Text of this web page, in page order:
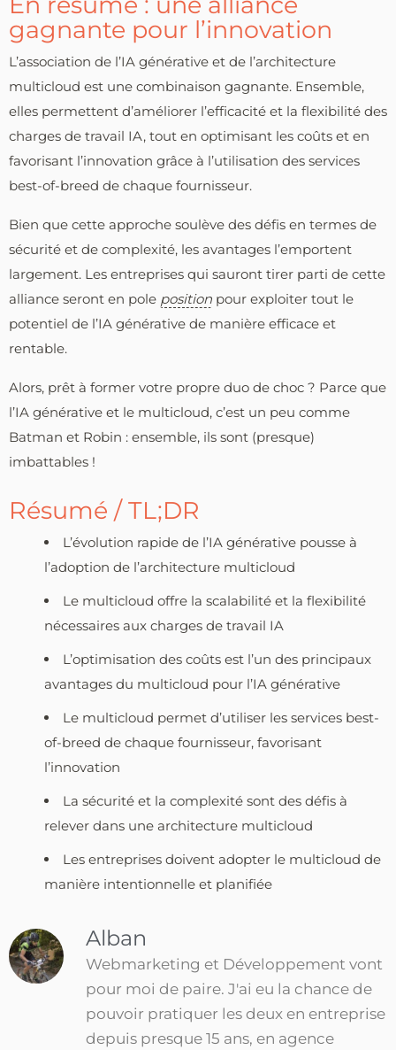
gagnante pour l’innovation
L’association de l’IA générative et de l’architecture
multicloud est une combinaison gagnante. Ensemble,
elles permettent d’améliorer l’efficacité et la flexibilité des
charges de travail IA, tout en optimisant les coûts et en
favorisant l’innovation grâce à l’utilisation des services
best-of-breed de chaque fournisseur.
Bien que cette approche soulève des défis en termes de
sécurité et de complexité, les avantages l’emportent
largement. Les entreprises qui sauront tirer parti de cette
alliance seront en pole position pour exploiter tout le
potentiel de l’IA générative de manière efficace et
rentable.
Alors, prêt à former votre propre duo de choc ? Parce que
l’IA générative et le multicloud, c’est un peu comme
Batman et Robin : ensemble, ils sont (presque)
imbattables !
Résumé / TL;DR
L’évolution rapide de l’IA générative pousse à
l’adoption de l’architecture multicloud
Le multicloud offre la scalabilité et la flexibilité
nécessaires aux charges de travail IA
L’optimisation des coûts est l’un des principaux
avantages du multicloud pour l’IA générative
Le multicloud permet d’utiliser les services best-
of-breed de chaque fournisseur, favorisant
l’innovation
La sécurité et la complexité sont des défis à
relever dans une architecture multicloud
Les entreprises doivent adopter le multicloud de
manière intentionnelle et planifiée
Alban
Webmarketing et Développement vont
pour moi de paire. J'ai eu la chance de
pouvoir pratiquer les deux en entreprise
depuis presque 15 ans, en agence